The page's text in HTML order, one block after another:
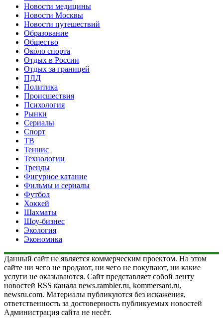
Новости медицины
Новости Москвы
Новости путешествий
Образование
Общество
Около спорта
Отдых в России
Отдых за границей
ПДД
Политика
Происшествия
Психология
Рынки
Сериалы
Спорт
ТВ
Теннис
Технологии
Тренды
Фигурное катание
Фильмы и сериалы
Футбол
Хоккей
Шахматы
Шоу-бизнес
Экология
Экономика
Данный сайт не является коммерческим проектом. На этом
сайте ни чего не продают, ни чего не покупают, ни какие
услуги не оказываются. Сайт представляет собой ленту
новостей RSS канала news.rambler.ru, kommersant.ru,
newsru.com. Материалы публикуются без искажения,
ответственность за достоверность публикуемых новостей
Администрация сайта не несёт.